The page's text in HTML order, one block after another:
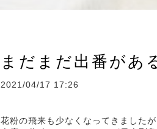
まだまだ出番があ
2021/04/17 17:26
花粉の飛来も少なくなってきましたが